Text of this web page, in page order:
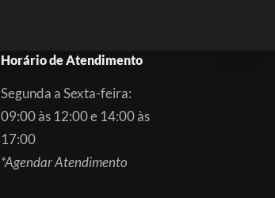
Horário de Atendimento
Segunda a Sexta-feira:
09:00 às 12:00 e 14:00 às
17:00
*Agendar Atendimento